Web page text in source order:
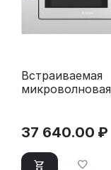
Встраиваемая
37 640.00 ₽